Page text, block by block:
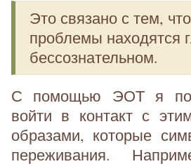
Это связано с тем,
проблемы находятся
бессознательном.
С помощью ЭОТ я
войти в контакт с
образами, которые
переживания.